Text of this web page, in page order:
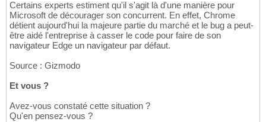
Certains experts estiment qu'il s'agit là d'une manière pour
Microsoft de décourager son concurrent. En effet, Chrome
détient aujourd'hui la majeure partie du marché et le bug a peut-
être aidé l'entreprise à casser le code pour faire de son
navigateur Edge un navigateur par défaut.
Source : Gizmodo
Et vous ?
Avez-vous constaté cette situation ?
Qu'en pensez-vous ?